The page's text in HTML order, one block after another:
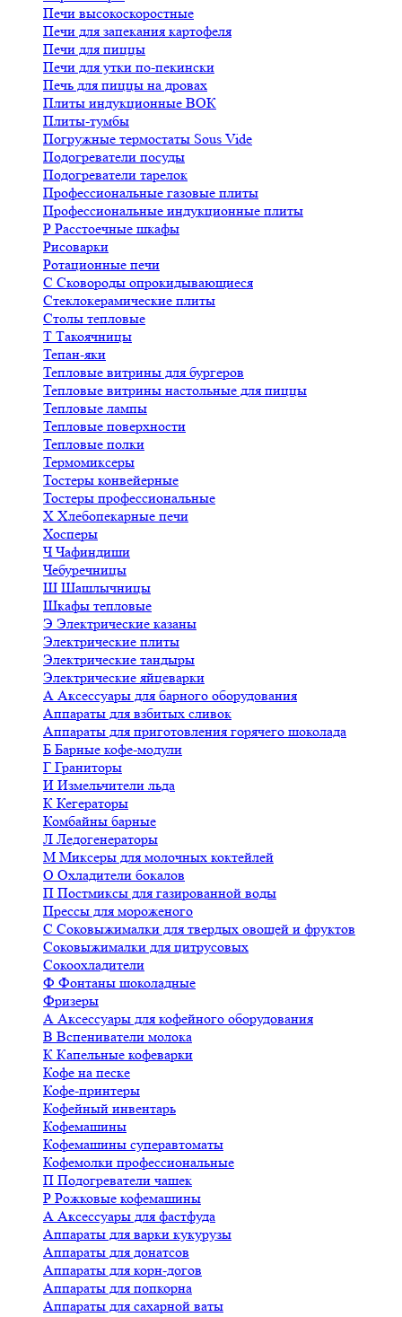
Печи высокоскоростные
Печи для запекания картофеля
Печи для пиццы
Печи для утки по-пекински
Печь для пиццы на дровах
Плиты индукционные ВОК
Плиты-тумбы
Погружные термостаты Sous Vide
Подогреватели посуды
Подогреватели тарелок
Профессиональные газовые плиты
Профессиональные индукционные плиты
Р Расстоечные шкафы
Рисоварки
Ротационные печи
С Сковороды опрокидывающиеся
Стеклокерамические плиты
Столы тепловые
Т Такоячницы
Тепан-яки
Тепловые витрины для бургеров
Тепловые витрины настольные для пиццы
Тепловые лампы
Тепловые поверхности
Тепловые полки
Термомиксеры
Тостеры конвейерные
Тостеры профессиональные
Х Хлебопекарные печи
Хосперы
ЧЧафиндиши
Чебуречницы
Ш Шашлычницы
Шкафы тепловые
Э Электрические казаны
Электрические плиты
Электрические тандыры
Электрические яйцеварки
А Аксессуары для барного оборудования
Аппараты для взбитых сливок
Аппараты для приготовления горячего шоколада
Б Барные кофе-модули
Г Граниторы
И Измельчители льда
К Кегераторы
Комбайны барные
Л Ледогенераторы
М Миксеры для молочных коктейлей
О Охладители бокалов
П Постмиксы для газированной воды
Прессы для мороженого
С Соковыжималки для твердых овощей и фруктов
Соковыжималки для цитрусовых
Сокоохладители
Ф Фонтаны шоколадные
Фризеры
А Аксессуары для кофейного оборудования
В Вспениватели молока
К Капельные кофеварки
Кофе на песке
Кофе-принтеры
Кофейный инвентарь
Кофемашины
Кофемашины суперавтоматы
Кофемолки профессиональные
П Подогреватели чашек
Р Рожковые кофемашины
А Аксессуары для фастфуда
Аппараты для варки кукурузы
Аппараты для донатсов
Аппараты для корн-догов
Аппараты для попкорна
Аппараты для сахарной ваты